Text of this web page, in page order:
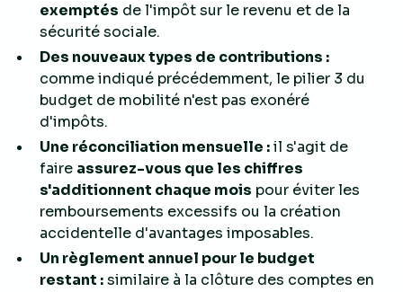
exemptés de l'impôt sur le revenu et de la
sécurité sociale.
Des nouveaux types de contributions :
comme indiqué précédemment, le pilier 3 du
budget de mobilité n'est pas exonéré
d'impôts.
Une réconciliation mensuelle :il s'agit de
faire assurez-vous que les chiffres
s'additionnent chaque mois pour éviter les
remboursements excessifs ou la création
accidentelle d'avantages imposables.
Un règlement annuel pour le budget
restant :similaire à la clôture des comptes en